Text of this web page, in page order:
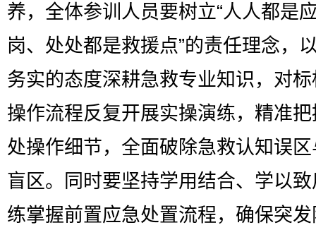
养，全体参训人员要树立“人人都是
岗、处处都是救援点”的责任理念，
务实的态度深耕急救专业知识，对
操作流程反复开展实操演练，精准
处操作细节，全面破除急救认知误
盲区。同时要坚持学用结合、学以
练掌握前置应急处置流程，确保突